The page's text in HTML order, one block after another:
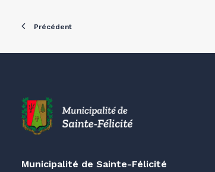
Précédent
Municipalité de Sainte-Félicité